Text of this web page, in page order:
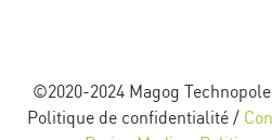
©2020-2024 Magog
Politique de confidentialité /